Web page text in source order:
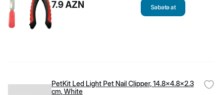
7.9 AZN Səbətə at
PetKit Led Light Pet Nail Clipper, 14.8x4.8x2.3
cm, White
Biopet Shop
Haqqımızda
Çatdırılma və qaytarılma
İtlər üçün quru yem
Pişiklər üçün quru yem